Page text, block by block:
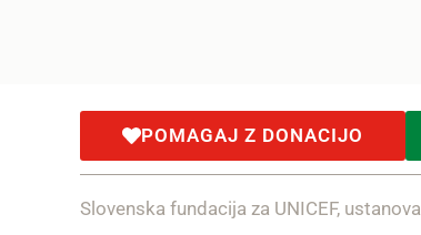
POMAGAJ Z DONACIJO
Slovenska fundacija za UNICEF, ustanova